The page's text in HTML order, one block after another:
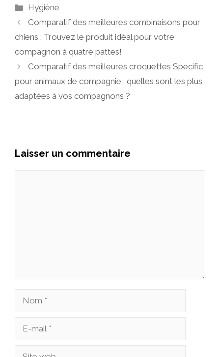
Catégories
Hygiène
Comparatif des meilleures combinaisons pour
chiens : Trouvez le produit idéal pour votre
compagnon à quatre pattes!
Comparatif des meilleures croquettes Specific
pour animaux de compagnie : quelles sont les plus
adaptées à vos compagnons ?
Laisser un commentaire
Nom
Site